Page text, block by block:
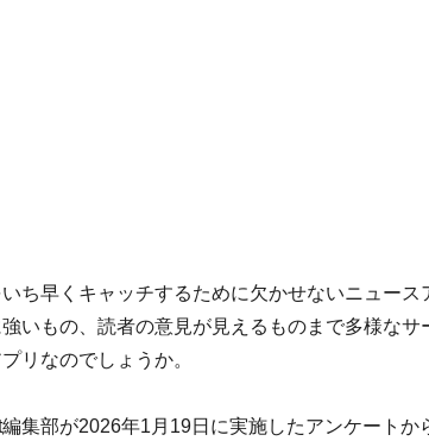
ち早くキャッチするために欠かせないニュー
いもの、読者の意見が見えるものまで多様な
リなのでしょうか。
集部が2026年1月19日に実施したアンケート